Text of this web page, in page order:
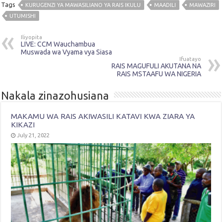
Tags KURUGENZI YA MAWASILIANO YA RAIS IKULU MAADILI
MAWAZIRI
UTUMISHI
Iliyopita
LIVE: CCM Wauchambua
Muswada wa Vyama vya Siasa
Ifuatayo
RAIS MAGUFULI AKUTANA NA
RAIS MSTAAFU WA NIGERIA
Nakala zinazohusiana
MAKAMU WA RAIS AKIWASILI KATAVI KWA ZIARA YA
KIKAZI
July 21, 2022